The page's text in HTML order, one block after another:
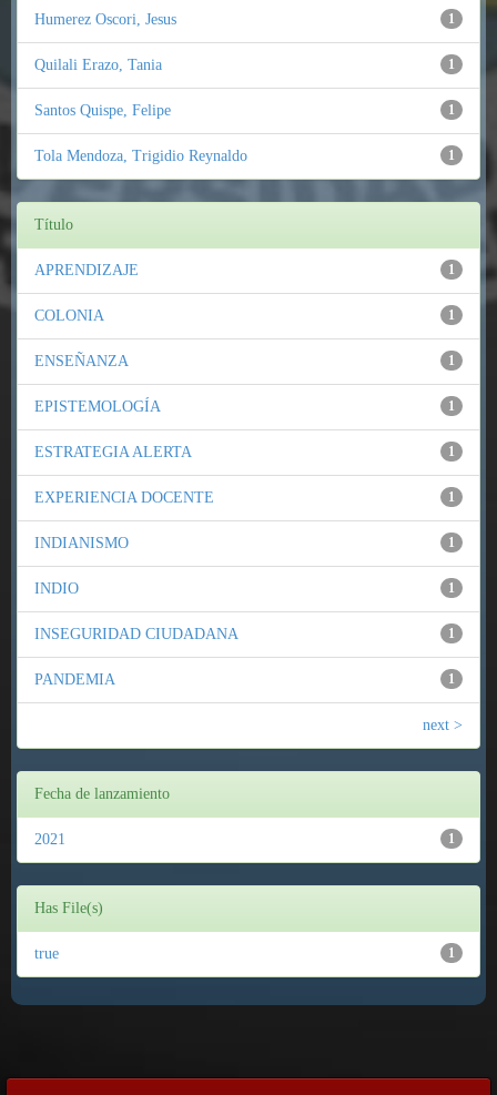
1
Humerez Oscori, Jesus
1
Quilali Erazo, Tania
1
Santos Quispe, Felipe
1
Tola Mendoza, Trigidio Reynaldo
Título
1
APRENDIZAJE
1
COLONIA
1
ENSEÑANZA
1
EPISTEMOLOGÍA
1
ESTRATEGIA ALERTA
1
EXPERIENCIA DOCENTE
1
INDIANISMO
1
INDIO
1
INSEGURIDAD CIUDADANA
1
PANDEMIA
next >
Fecha de lanzamiento
1
2021
Has File(s)
1
true